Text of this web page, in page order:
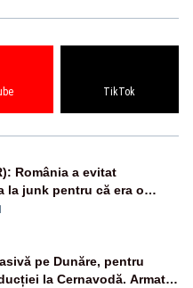
TikTok
România a evitat
la junk pentru că era o
bănci și fondurile de
pe Dunăre, pentru
la Cernavodă. Armata